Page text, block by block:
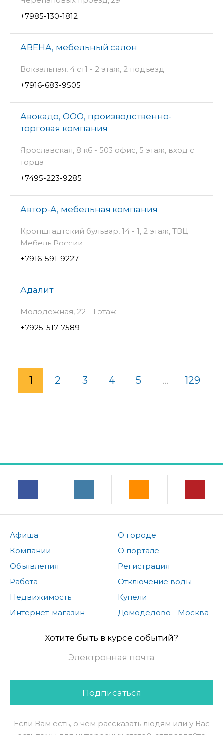
+7985-130-1812
АВЕНА, мебельный салон
Вокзальная, 4 ст1 - 2 этаж, 2 подъезд
+7916-683-9505
Авокадо, ООО, производственно-
торговая компания
Ярославская, 8 к6 - 503 офис, 5 этаж, вход с
торца
+7495-223-9285
Автор-А, мебельная компания
Кронштадтский бульвар, 14 - 1, 2 этаж, ТВЦ
Мебель России
+7916-591-9227
Адалит
Молодёжная, 22 - 1 этаж
+7925-517-7589
1 2 3 4 5 ... 129
Афиша
Компании
Объявления
Работа
Недвижимость
Интернет-магазин
О городе
О портале
Регистрация
Отключение воды
Купели
Домодедово - Москва
Хотите быть в курсе событий?
Подписаться
Если Вам есть, о чем рассказать людям или у Вас